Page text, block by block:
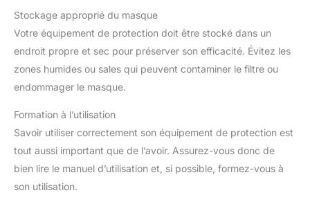
Stockage approprié du masque
Votre équipement de protection doit être stocké dans un
endroit propre et sec pour préserver son efficacité. Évitez les
zones humides ou sales qui peuvent contaminer le filtre ou
endommager le masque.
Formation à l’utilisation
Savoir utiliser correctement son équipement de protection est
tout aussi important que de l’avoir. Assurez-vous donc de
bien lire le manuel d’utilisation et, si possible, formez-vous à
son utilisation.